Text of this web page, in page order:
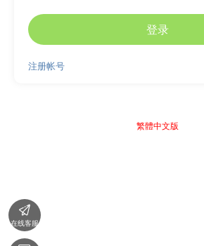
登录
注册帐号
繁體中文版

在线客服